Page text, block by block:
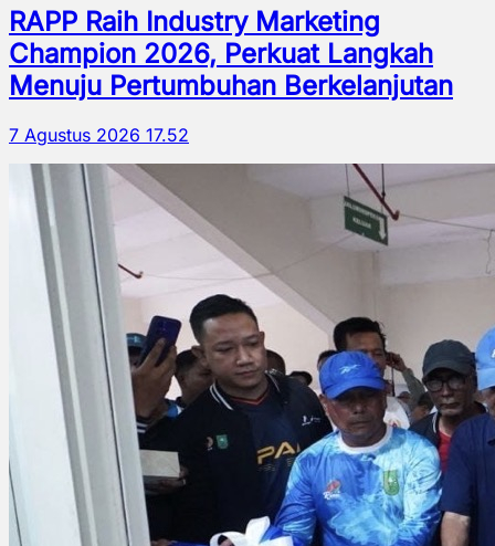
RAPP Raih Industry Marketing
Champion 2026, Perkuat Langkah
Menuju Pertumbuhan Berkelanjutan
7 Agustus 2026 17.52